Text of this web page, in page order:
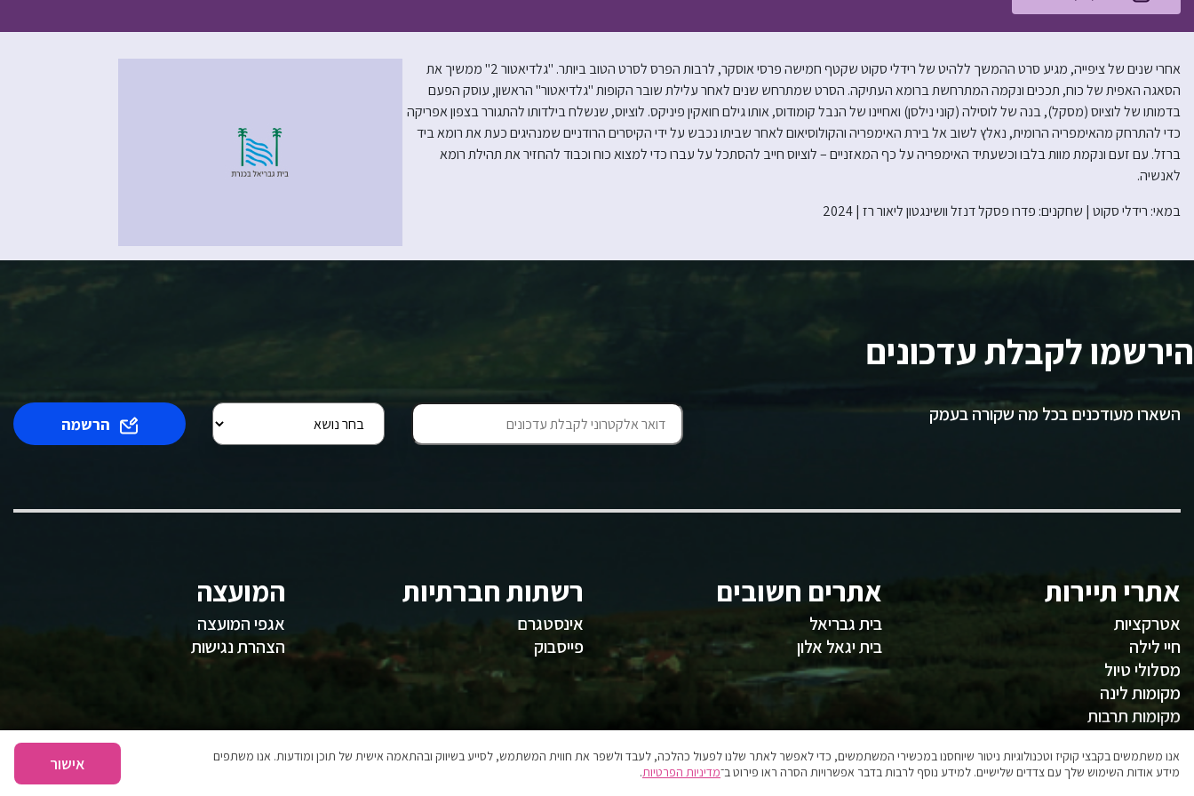
אחרי שנים של ציפייה, מגיע סרט ההמשך ללהיט של רידלי סקוט שקטף חמישה פרסי אוסקר, לרבות הפרס לסרט הטוב ביותר. "גלדיאטור 2" ממשיך את
הסאגה האפית של כוח, תככים ונקמה המתרחשת ברומא העתיקה. הסרט שמתרחש שנים לאחר עלילת שובר הקופות "גלדיאטור" הראשון, עוסק הפעם
בדמותו של לוציוס (מסקל), בנה של לוסילה (קוני נילסן) ואחיינו של הנבל קומודוס, אותו גילם חואקין פיניקס. לוציוס, שנשלח בילדותו להתגורר בצפון אפריקה
כדי להתרחק מהאימפריה הרומית, נאלץ לשוב אל בירת האימפריה והקולוסיאום לאחר שביתו נכבש על ידי הקיסרים הרודניים שמנהיגים כעת את רומא ביד
ברזל. עם זעם ונקמת מוות בלבו וכשעתיד האימפריה על כף המאזניים – לוציוס חייב להסתכל על עברו כדי למצוא כוח וכבוד להחזיר את תהילת רומא
לאנשיה.
במאי: רידלי סקוט | שחקנים: פדרו פסקל דנזל וושינגטון ליאור רז | 2024
הירשמו לקבלת עדכונים
השארו מעודכנים בכל מה שקורה בעמק הרשמה
אתרי תיירות
אטרקציות
חיי לילה
מסלולי טיול
מקומות לינה
מקומות תרבות
אתרים חשובים
בית גבריאל
בית יגאל אלון
רשתות חברתיות
אינסטגרם
פייסבוק
המועצה
אגפי המועצה
הצהרת נגישות
אנו משתמשים בקבצי קוקיז וטכנולוגיות ניטור שיוחסנו במכשירי המשתמשים, כדי לאפשר לאתר שלנו לפעול כהלכה, לעבד ולשפר את חווית המשתמש, לסייע בשיווק ובהתאמה אישית של תוכן ומודעות. אנו משתפים
מידע אודות השימוש שלך עם צדדים שלישיים. למידע נוסף לרבות בדבר אפשרויות הסרה ראו פירוט ב־מדיניות הפרטיות. אישור